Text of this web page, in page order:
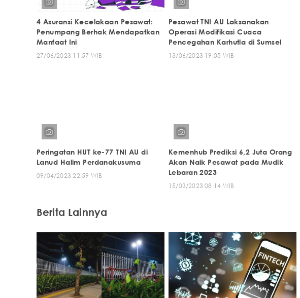
4 Asuransi Kecelakaan Pesawat:
Penumpang Berhak Mendapatkan
Manfaat Ini
27/06/2023 11:57 WIB
Pesawat TNI AU Laksanakan
Operasi Modifikasi Cuaca
Pencegahan Karhutla di Sumsel
13/06/2023 19:05 WIB
Peringatan HUT ke-77 TNI AU di
Lanud Halim Perdanakusuma
09/04/2023 22:59 WIB
Kemenhub Prediksi 6,2 Juta Orang
Akan Naik Pesawat pada Mudik
Lebaran 2023
15/03/2023 08:14 WIB
Berita Lainnya